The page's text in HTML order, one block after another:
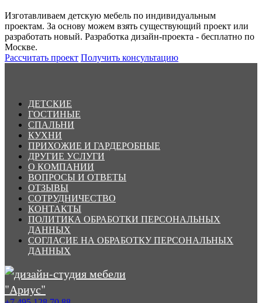
Изготавливаем детскую мебель по индивидуальным
проектам. За основу можем взять существующий проект или
разработать новый. Разработка дизайн-проекта - бесплатно по
Москве.
Рассчитать проект Получить консультацию
ДЕТСКИЕ
ГОСТИНЫЕ
СПАЛЬНИ
КУХНИ
ПРИХОЖИЕ И ГАРДЕРОБНЫЕ
ДРУГИЕ УСЛУГИ
О КОМПАНИИ
ВОПРОСЫ И ОТВЕТЫ
ОТЗЫВЫ
СОТРУДНИЧЕСТВО
КОНТАКТЫ
ПОЛИТИКА ОБРАБОТКИ ПЕРСОНАЛЬНЫХ
ДАННЫХ
СОГЛАСИЕ НА ОБРАБОТКУ ПЕРСОНАЛЬНЫХ
ДАННЫХ